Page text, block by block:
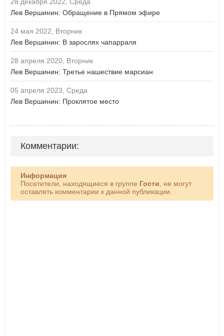
Лев Вершинин: Обращение в Прямом эфире
24 мая 2022, Вторник
Лев Вершинин: В зарослях чапарраля
28 апреля 2020, Вторник
Лев Вершинин: Третье нашествие марсиан
05 апреля 2023, Среда
Лев Вершинин: Проклятое место
Комментарии:
Информация
Посетители, находящиеся в группе Гости , не могут
оставлять комментарии к данной публикации.